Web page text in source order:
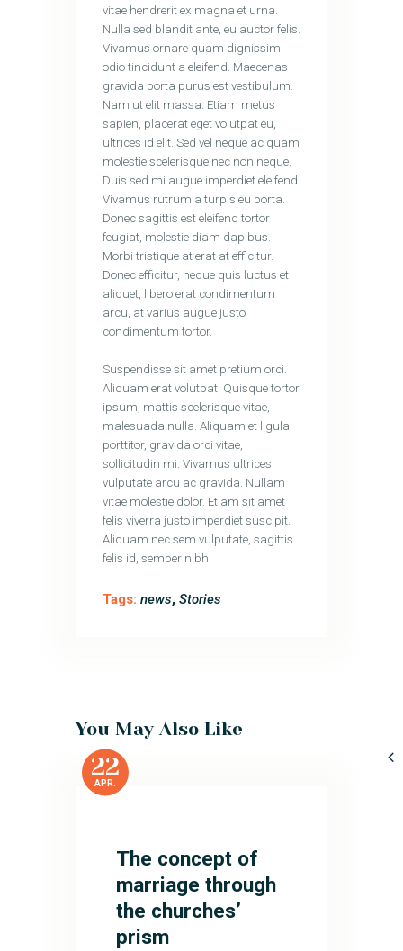
vitae hendrerit ex magna et urna.
Nulla sed blandit ante, eu auctor felis.
Vivamus ornare quam dignissim
odio tincidunt a eleifend. Maecenas
gravida porta purus est vestibulum.
Nam ut elit massa. Etiam metus
sapien, placerat eget volutpat eu,
ultrices id elit. Sed vel neque ac quam
molestie scelerisque nec non neque.
Duis sed mi augue imperdiet eleifend.
Vivamus rutrum a turpis eu porta.
Donec sagittis est eleifend tortor
feugiat, molestie diam dapibus.
Morbi tristique at erat at efficitur.
Donec efficitur, neque quis luctus et
aliquet, libero erat condimentum
arcu, at varius augue justo
condimentum tortor.
Suspendisse sit amet pretium orci.
Aliquam erat volutpat. Quisque tortor
ipsum, mattis scelerisque vitae,
malesuada nulla. Aliquam et ligula
porttitor, gravida orci vitae,
sollicitudin mi. Vivamus ultrices
vulputate arcu ac gravida. Nullam
vitae molestie dolor. Etiam sit amet
felis viverra justo imperdiet suscipit.
Aliquam nec sem vulputate, sagittis
felis id, semper nibh.
Tags: news, Stories
You May Also Like
22
APR.
The concept of
marriage through
the churches’
prism